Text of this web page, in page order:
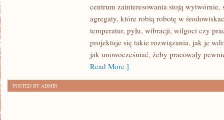
centrum zainteresowania stoją wytwórnie,
agregaty, które robią robotę w
temperatur, pyłu, wibracji, wilgoci czy
projektuje się takie rozwiązania, jak je
jak unowocześniać, żeby pracowały
Read More ]
POSTED BY ADMIN